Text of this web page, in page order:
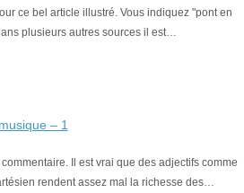
ce bel article illustré. Vous indiquez "pont en
plusieurs autres sources il est…
– 1
Il est vrai que des adjectifs comme
rendent assez mal la richesse des…